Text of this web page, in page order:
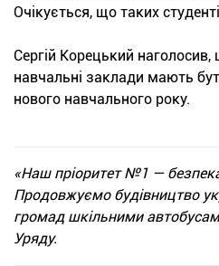
Очікується, що таких
Сергій Корецький наголосив,
навчальні заклади мають
нового навчального року.
«Наш пріоритет №1 — безпека
Продовжуємо будівництво
громад шкільними
Уряду.